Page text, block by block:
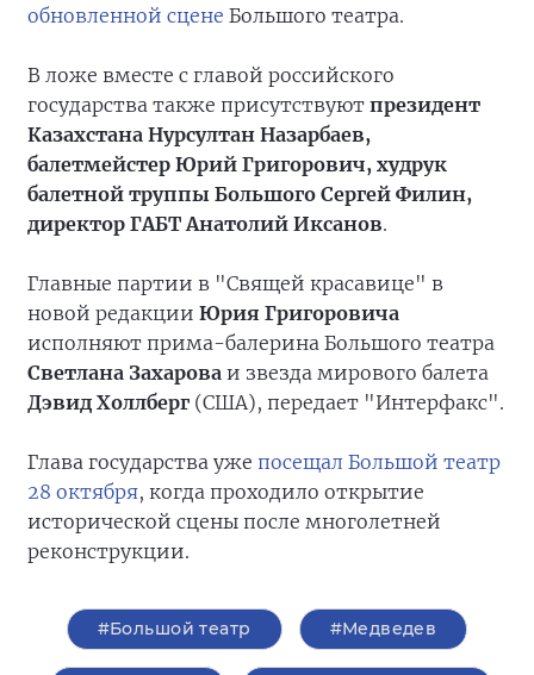
обновленной сцене Большого театра.
В ложе вместе с главой российского
государства также присутствуют президент
Казахстана Нурсултан Назарбаев,
балетмейстер Юрий Григорович, худрук
балетной труппы Большого Сергей Филин,
директор ГАБТ Анатолий Иксанов.
Главные партии в "Свящей красавице" в
новой редакции Юрия Григоровича
исполняют прима-балерина Большого театра
Светлана Захарова и звезда мирового балета
Дэвид Холлберг (США), передает "Интерфакс".
Глава государства уже посещал Большой театр
28 октября, когда проходило открытие
исторической сцены после многолетней
реконструкции.
#Большой театр #Медведев